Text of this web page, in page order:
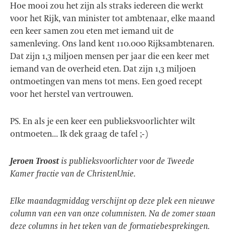
Hoe mooi zou het zijn als straks iedereen die werkt
voor het Rijk, van minister tot ambtenaar, elke maand
een keer samen zou eten met iemand uit de
samenleving. Ons land kent 110.000 Rijksambtenaren.
Dat zijn 1,3 miljoen mensen per jaar die een keer met
iemand van de overheid eten. Dat zijn 1,3 miljoen
ontmoetingen van mens tot mens. Een goed recept
voor het herstel van vertrouwen.
PS. En als je een keer een publieksvoorlichter wilt
ontmoeten... Ik dek graag de tafel ;-)
Jeroen Troostis publieksvoorlichter voor de Tweede
Kamer fractie van de ChristenUnie.
Elke maandagmiddag verschijnt op deze plek een nieuwe
column van een van onze columnisten. Na de zomer staan
deze columns in het teken van de formatiebesprekingen.